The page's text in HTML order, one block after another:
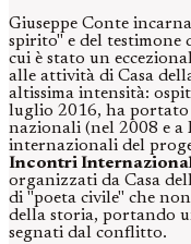
Giuseppe Conte
spirito" e del testimone
cui è stato un
alle attività di Casa
altissima intensità:
luglio 2016, ha portato
nazionali (nel 2008 e a
internazionali del
Incontri
organizzati da Casa
di "poeta civile" che
della storia, portando
segnati dal conflitto.